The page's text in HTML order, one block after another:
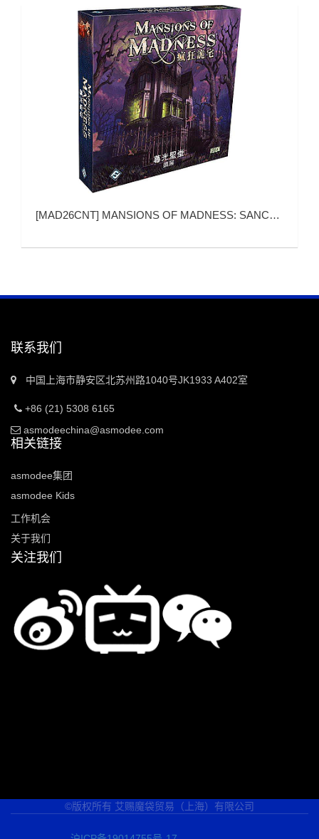
[MAD26CNT] MANSIONS OF MADNESS: SANCTUM OF TWILIGHT (疯狂诡宅：暮光圣堂)
联系我们
中国上海市静安区北苏州路1040号JK1933 A402室
+86 (21) 5308 6165
asmodeechina@asmodee.com
相关链接
asmodee集团
asmodee Kids
工作机会
关于我们
关注我们
©版权所有 艾赐魔袋贸易（上海）有限公司